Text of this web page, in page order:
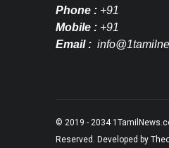
Phone : +91
Mobile : +91
Email :
© 2019 - 2034
Reserved. Developed by